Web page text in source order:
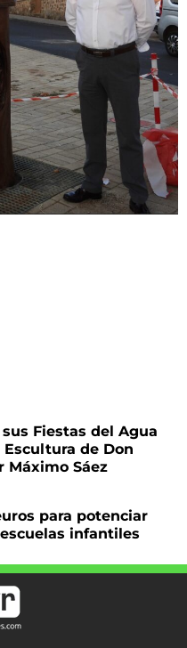
Fiestas del Agua
de Don
Máximo Sáez
para potenciar
infantiles